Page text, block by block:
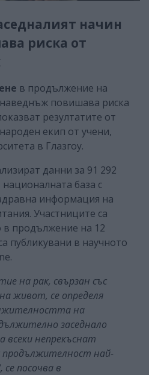
начин
риска от
в продължение на
повишава риска
резултатите от
екип от учени,
в Глазгоу.
данни за 91 292
база с
информация на
Участниците са
в продължение на 12
публикувани в научното
на рак, свързан със
живот, се определя
на
заседнало
всеки непрекъснат
продължителност най-
се посочва в